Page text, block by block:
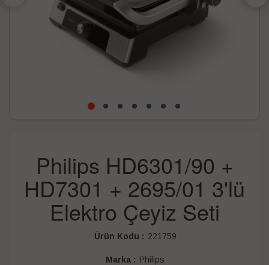
Philips HD6301/90 +
HD7301 + 2695/01 3'lü
Elektro Çeyiz Seti
Ürün Kodu : 221759
Marka : Philips